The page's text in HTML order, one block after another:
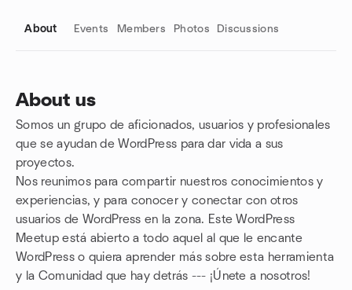
About Events Members Photos Discussions
About us
Somos un grupo de aficionados, usuarios y profesionales
que se ayudan de WordPress para dar vida a sus
proyectos.
Nos reunimos para compartir nuestros conocimientos y
experiencias, y para conocer y conectar con otros
usuarios de WordPress en la zona. Este WordPress
Meetup está abierto a todo aquel al que le encante
WordPress o quiera aprender más sobre esta herramienta
y la Comunidad que hay detrás --- ¡Únete a nosotros!